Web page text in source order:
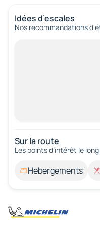
Idées d’escales
Nos recommandations
Sur la route
Les points d’intérêt le
Hébergements